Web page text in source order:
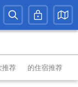
推荐 的住宿推荐